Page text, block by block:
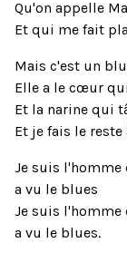
Qu'on appelle
Et qui me fait
Mais c'est un
Elle a le cœur
Et la narine qui
Et je fais le reste
Je suis
a vu le blues
Je suis
a vu le blues.